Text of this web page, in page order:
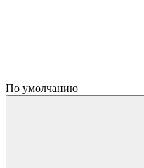
По умолчанию